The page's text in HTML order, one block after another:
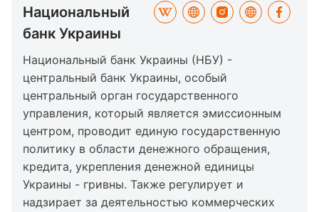
Национальный
банк Украины
Национальный банк Украины (НБУ) -
центральный банк Украины, особый
центральный орган государственного
управления, который является эмиссионным
центром, проводит единую государственную
политику в области денежного обращения,
кредита, укрепления денежной единицы
Украины - гривны. Также регулирует и
надзирает за деятельностью коммерческих